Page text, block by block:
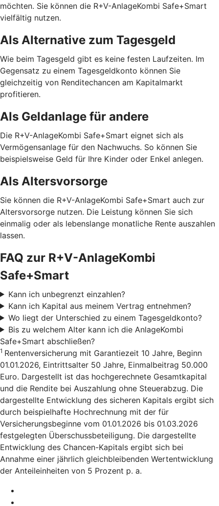
möchten. Sie können die R+V-AnlageKombi Safe+Smart
vielfältig nutzen.
Als Alternative zum Tagesgeld
Wie beim Tagesgeld gibt es keine festen Laufzeiten. Im
Gegensatz zu einem Tagesgeldkonto können Sie
gleichzeitig von Renditechancen am Kapitalmarkt
profitieren.
Als Geldanlage für andere
Die R+V-AnlageKombi Safe+Smart eignet sich als
Vermögensanlage für den Nachwuchs. So können Sie
beispielsweise Geld für Ihre Kinder oder Enkel anlegen.
Als Altersvorsorge
Sie können die R+V-AnlageKombi Safe+Smart auch zur
Altersvorsorge nutzen. Die Leistung können Sie sich
einmalig oder als lebenslange monatliche Rente auszahlen
lassen.
FAQ zur R+V-AnlageKombi
Safe+Smart
Kann ich unbegrenzt einzahlen?
Kann ich Kapital aus meinem Vertrag entnehmen?
Wo liegt der Unterschied zu einem Tagesgeldkonto?
Bis zu welchem Alter kann ich die AnlageKombi
Safe+Smart abschließen?
1 Rentenversicherung mit Garantiezeit 10 Jahre, Beginn
01.01.2026, Eintrittsalter 50 Jahre, Einmalbeitrag 50.000
Euro. Dargestellt ist das hochgerechnete Gesamtkapital
und die Rendite bei Auszahlung ohne Steuerabzug. Die
dargestellte Entwicklung des sicheren Kapitals ergibt sich
durch beispielhafte Hochrechnung mit der für
Versicherungsbeginne vom 01.01.2026 bis 01.03.2026
festgelegten Überschussbeteiligung. Die dargestellte
Entwicklung des Chancen-Kapitals ergibt sich bei
Annahme einer jährlich gleichbleibenden Wertentwicklung
der Anteileinheiten von 5 Prozent p. a.